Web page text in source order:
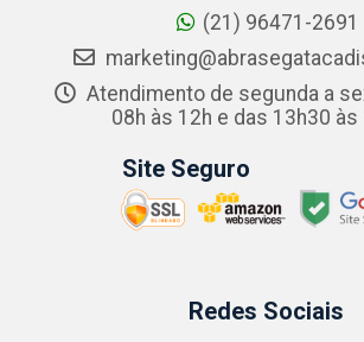
(21) 96471-2691
Atendimento de segunda a
08h às 12h e das 13h30 às
Site Seguro
Redes Sociais